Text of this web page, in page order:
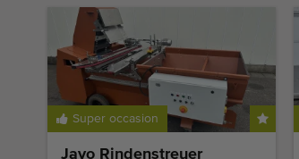
Super occasion
Javo Rindenstreuer